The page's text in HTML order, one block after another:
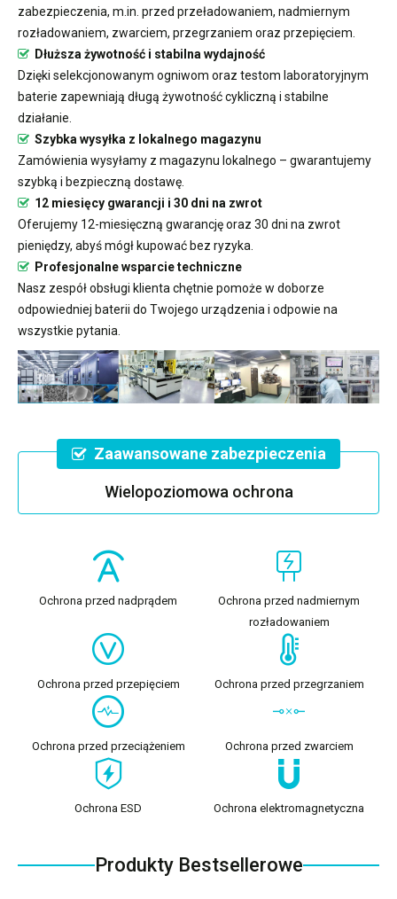
zabezpieczenia, m.in. przed przeładowaniem, nadmiernym
rozładowaniem, zwarciem, przegrzaniem oraz przepięciem.
Dłuższa żywotność i stabilna wydajność
Dzięki selekcjonowanym ogniwom oraz testom laboratoryjnym
baterie zapewniają długą żywotność cykliczną i stabilne
działanie.
Szybka wysyłka z lokalnego magazynu
Zamówienia wysyłamy z magazynu lokalnego – gwarantujemy
szybką i bezpieczną dostawę.
12 miesięcy gwarancji i 30 dni na zwrot
Oferujemy 12-miesięczną gwarancję oraz 30 dni na zwrot
pieniędzy, abyś mógł kupować bez ryzyka.
Profesjonalne wsparcie techniczne
Nasz zespół obsługi klienta chętnie pomoże w doborze
odpowiedniej baterii do Twojego urządzenia i odpowie na
wszystkie pytania.
Zaawansowane zabezpieczenia
Wielopoziomowa ochrona
Ochrona przed nadprądem
Ochrona przed nadmiernym
rozładowaniem
Ochrona przed przepięciem Ochrona przed przegrzaniem
Ochrona przed przeciążeniem Ochrona przed zwarciem
Ochrona ESD Ochrona elektromagnetyczna
Produkty Bestsellerowe